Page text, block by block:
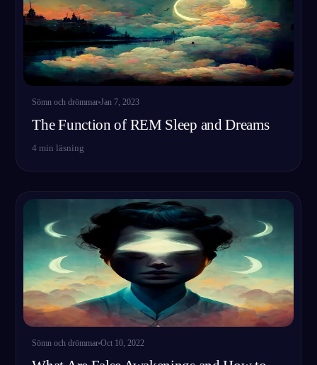
Sömn och drömmar Jan 7, 2023
The Function of REM Sleep and Dreams
4 min läsning
Sömn och drömmar Oct 10, 2022